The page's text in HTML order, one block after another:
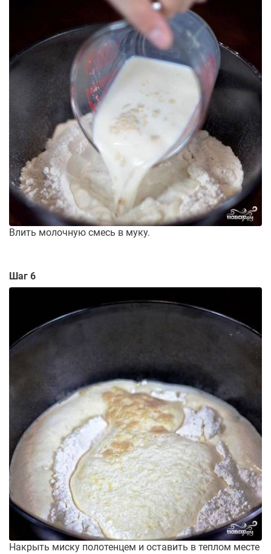
Влить молочную смесь в муку.
Шаг 6
Накрыть миску полотенцем и оставить в теплом месте